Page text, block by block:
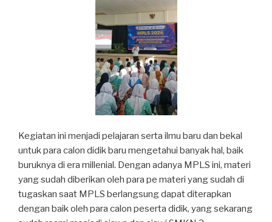
Kegiatan ini menjadi pelajaran serta ilmu baru dan bekal
untuk para calon didik baru mengetahui banyak hal, baik
buruknya di era millenial. Dengan adanya MPLS ini, materi
yang sudah diberikan oleh para pe materi yang sudah di
tugaskan saat MPLS berlangsung dapat diterapkan
dengan baik oleh para calon peserta didik, yang sekarang